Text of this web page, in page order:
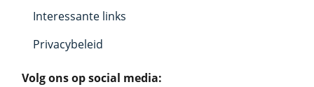
Interessante links
Privacybeleid
Volg ons op social media: